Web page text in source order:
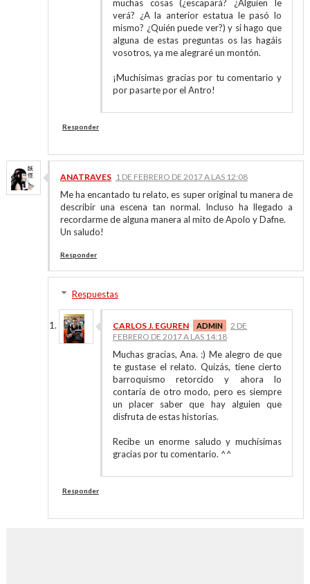
muchas cosas (¿escapará? ¿Alguien le
verá? ¿A la anterior estatua le pasó lo
mismo? ¿Quién puede ver?) y si hago que
alguna de estas preguntas os las hagáis
vosotros, ya me alegraré un montón.
¡Muchísimas gracias por tu comentario y
por pasarte por el Antro!
Responder
ANATRAVES 1 DE FEBRERO DE 2017 A LAS 12:08
Me ha encantado tu relato, es super original tu manera de
describir una escena tan normal. Incluso ha llegado a
recordarme de alguna manera al mito de Apolo y Dafne.
Un saludo!
Responder
Respuestas
CARLOS J. EGUREN
2 DE
FEBRERO DE 2017 A LAS 14:18
Muchas gracias, Ana. :) Me alegro de que
te gustase el relato. Quizás, tiene cierto
barroquismo retorcido y ahora lo
contaría de otro modo, pero es siempre
un placer saber que hay alguien que
disfruta de estas historias.
Recibe un enorme saludo y muchísimas
gracias por tu comentario. ^^
Responder